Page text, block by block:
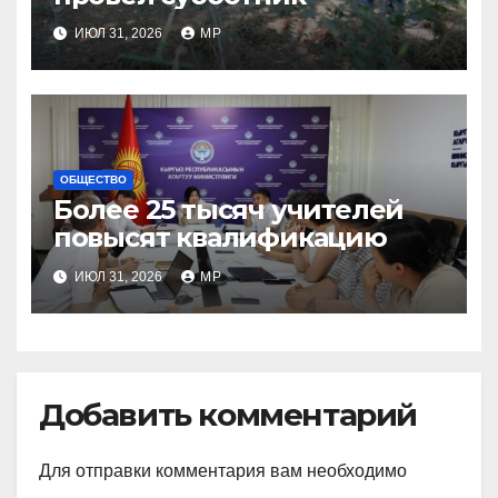
ИЮЛ 31, 2026 MP
ОБЩЕСТВО
Более 25 тысяч учителей
повысят квалификацию
ИЮЛ 31, 2026 MP
Добавить комментарий
Для отправки комментария вам необходимо